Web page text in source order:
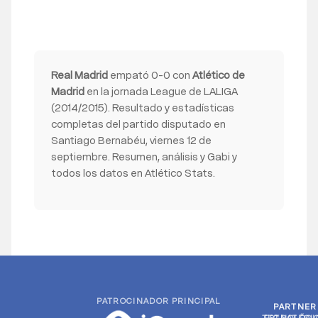
Real Madrid empató 0-0 con Atlético de
Madrid en la jornada League de LALIGA
(2014/2015). Resultado y estadísticas
completas del partido disputado en
Santiago Bernabéu, viernes 12 de
septiembre. Resumen, análisis y Gabi y
todos los datos en Atlético Stats.
PARTNER
PATROCINADOR PRINCIPAL
PARTNER